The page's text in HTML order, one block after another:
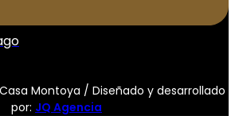
Montoya / Diseñado y desarrollado
por: JQ Agencia